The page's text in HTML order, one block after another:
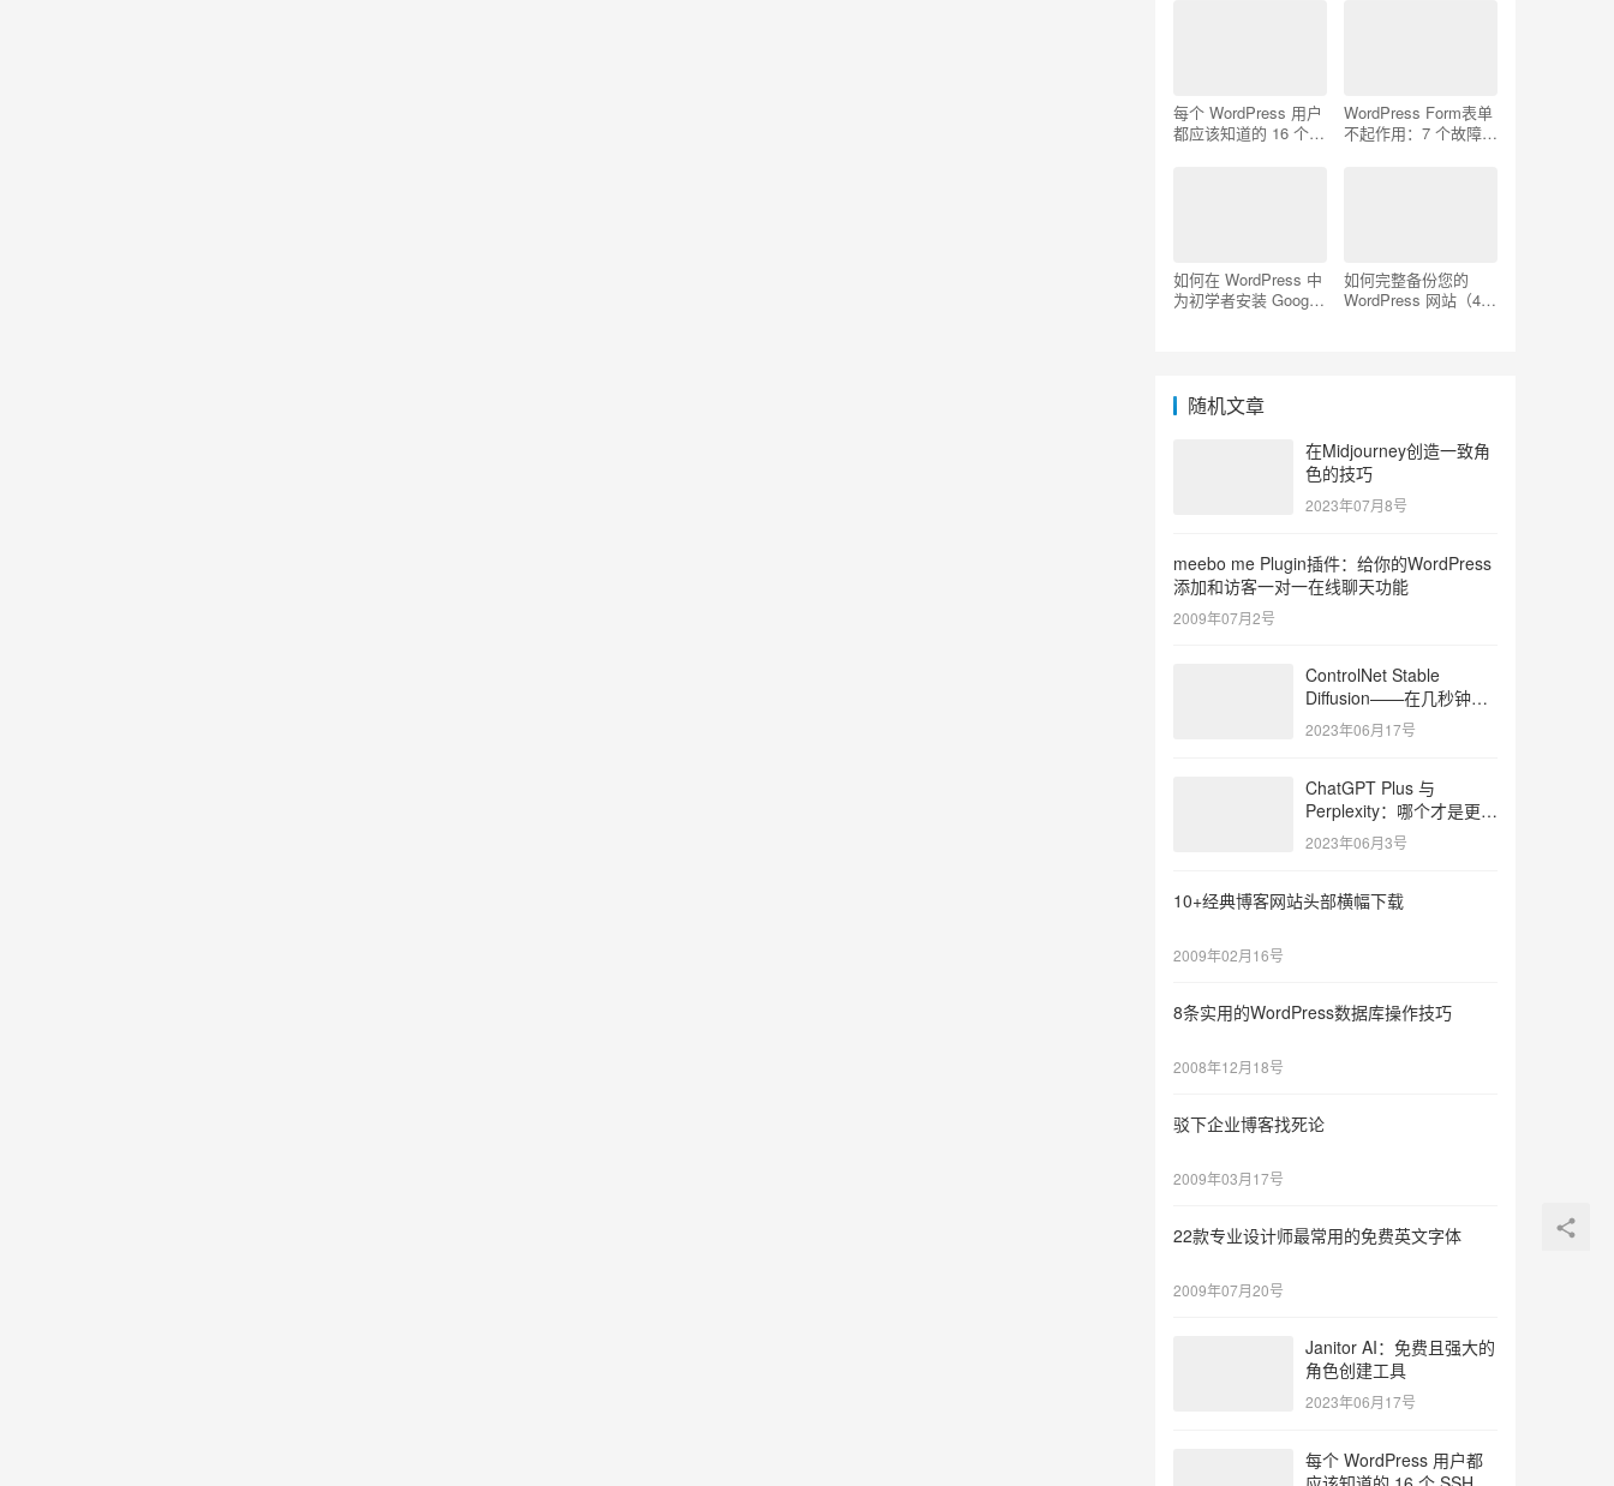
每个 WordPress 用户
都应该知道的 16 个
WordPress Form表单
不起作用：7 个故障排
如何在 WordPress 中
为初学者安装 Google
如何完整备份您的
WordPress 网站（4
随机文章
在Midjourney创造一致角
色的技巧
2023年07月8号
meebo me Plugin插件：给你的WordPress
添加和访客一对一在线聊天功能
2009年07月2号
ControlNet Stable
Diffusion——在几秒钟内
创建逼真的图像
2023年06月17号
ChatGPT Plus 与
Perplexity：哪个才是更好
的 AI 聊天机器人？
2023年06月3号
10+经典博客网站头部横幅下载
2009年02月16号
8条实用的WordPress数据库操作技巧
2008年12月18号
驳下企业博客找死论
2009年03月17号
22款专业设计师最常用的免费英文字体
2009年07月20号
Janitor AI：免费且强大的
角色创建工具
2023年06月17号
每个 WordPress 用户都